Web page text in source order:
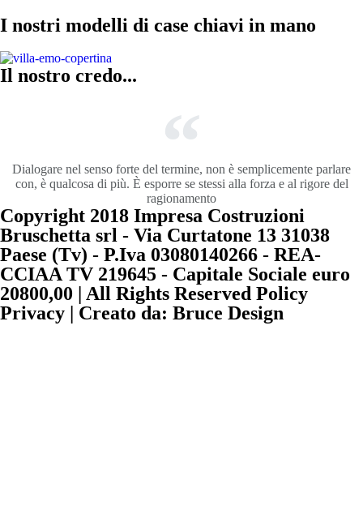
I nostri modelli di case chiavi in mano
Il nostro credo...
Dialogare nel senso forte del termine, non è semplicemente parlare
con, è qualcosa di più. È esporre se stessi alla forza e al rigore del
ragionamento
Copyright 2018 Impresa Costruzioni
Bruschetta srl - Via Curtatone 13 31038
Paese (Tv) - P.Iva 03080140266 - REA-
CCIAA TV 219645 - Capitale Sociale euro
20800,00 | All Rights Reserved Policy
Privacy | Creato da: Bruce Design